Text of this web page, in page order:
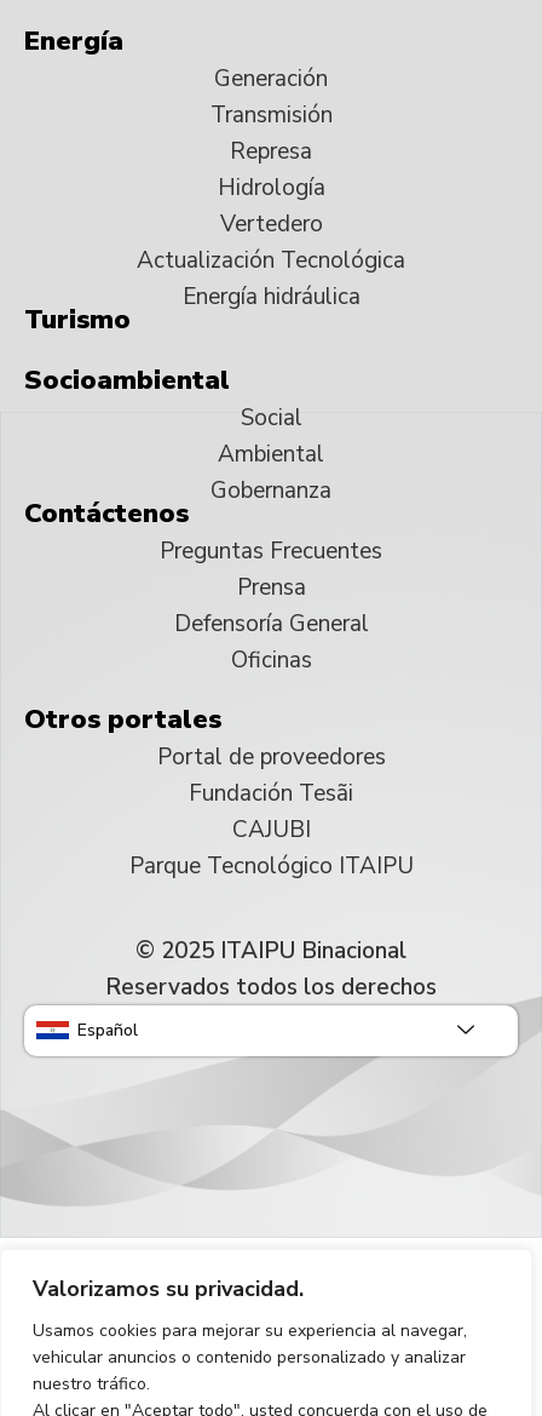
Valorizamos su privacidad.
Usamos cookies para mejorar su experiencia al navegar,
vehicular anuncios o contenido personalizado y analizar
nuestro tráfico.
Al clicar en "Aceptar todo", usted concuerda con el uso de
Energía
Generación
Transmisión
Represa
Hidrología
Vertedero
Actualización Tecnológica
Energía hidráulica
Turismo
Socioambiental
Social
Ambiental
Gobernanza
Contáctenos
Preguntas Frecuentes
Prensa
Defensoría General
Oficinas
Otros portales
Portal de proveedores
Fundación Tesãi
CAJUBI
Parque Tecnológico ITAIPU
© 2025 ITAIPU Binacional
Reservados todos los derechos
Español